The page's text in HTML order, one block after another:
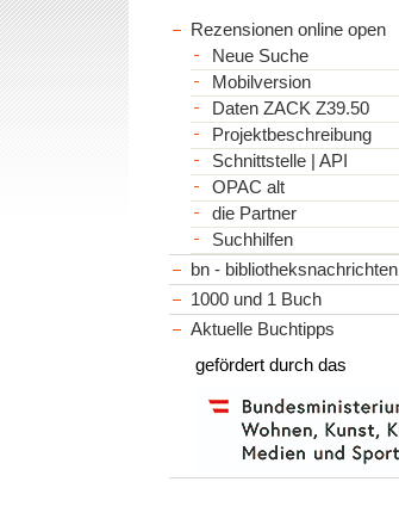
Rezensionen online open
Neue Suche
Mobilversion
Daten ZACK Z39.50
Projektbeschreibung
Schnittstelle | API
OPAC alt
die Partner
Suchhilfen
bn - bibliotheksnachrichten
1000 und 1 Buch
Aktuelle Buchtipps
gefördert durch das